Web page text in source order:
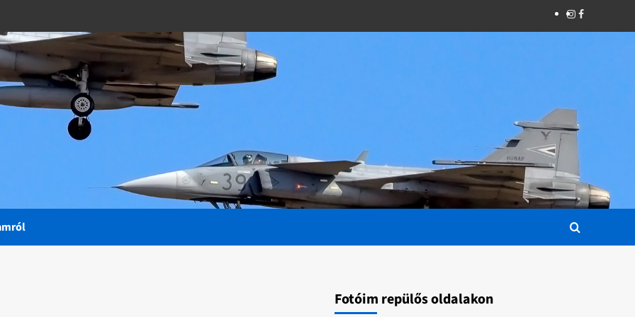
Instagram
Facebook
Fotóim repülős oldalakon